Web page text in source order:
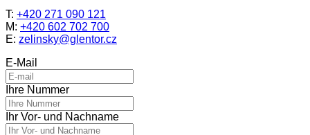
T: +420 271 090 121
M: +420 602 702 700
E: zelinsky@glentor.cz
E-Mail
Ihre Nummer
Ihr Vor- und Nachname